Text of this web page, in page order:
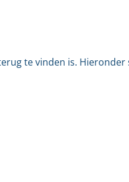
te vinden is.